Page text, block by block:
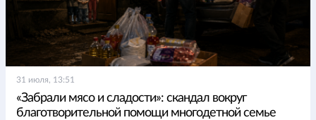
31 июля, 13:51
«Забрали мясо и сладости»: скандал вокруг
благотворительной помощи многодетной семье